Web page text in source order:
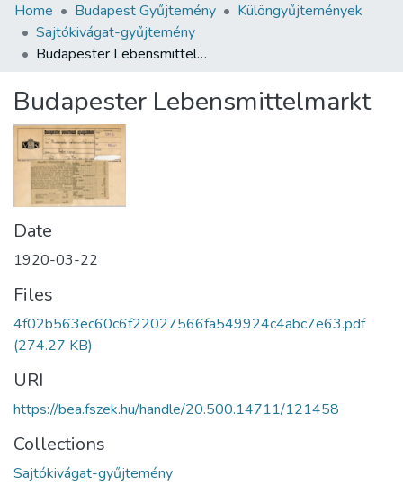
Communities & Collections
All of DSpace
About us
Home Budapest Gyűjtemény
Különgyűjtemények
Sajtókivágat-gyűjtemény
Budapester Lebensmittelmarkt
Budapester Lebensmittelmarkt
Date
1920-03-22
Files
4f02b563ec60c6f22027566fa549924c4abc7e63.pdf
(274.27 KB)
URI
https://bea.fszek.hu/handle/20.500.14711/121458
Collections
Sajtókivágat-gyűjtemény